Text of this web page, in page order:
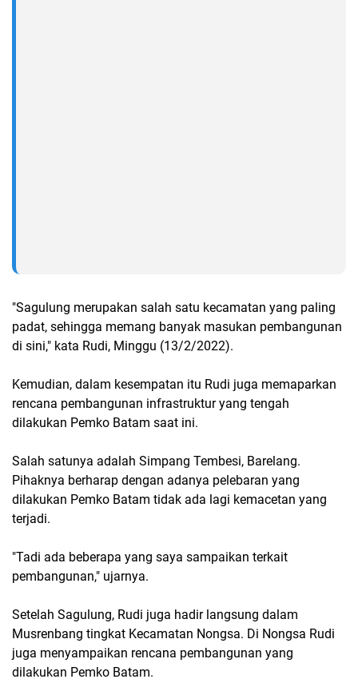
"Sagulung merupakan salah satu kecamatan yang paling
padat, sehingga memang banyak masukan pembangunan
di sini," kata Rudi, Minggu (13/2/2022).
Kemudian, dalam kesempatan itu Rudi juga memaparkan
rencana pembangunan infrastruktur yang tengah
dilakukan Pemko Batam saat ini.
Salah satunya adalah Simpang Tembesi, Barelang.
Pihaknya berharap dengan adanya pelebaran yang
dilakukan Pemko Batam tidak ada lagi kemacetan yang
terjadi.
"Tadi ada beberapa yang saya sampaikan terkait
pembangunan," ujarnya.
Setelah Sagulung, Rudi juga hadir langsung dalam
Musrenbang tingkat Kecamatan Nongsa. Di Nongsa Rudi
juga menyampaikan rencana pembangunan yang
dilakukan Pemko Batam.